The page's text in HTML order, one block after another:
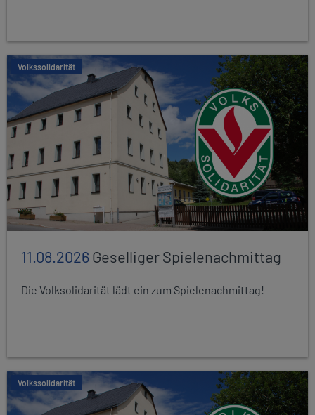
Volkssolidarität
11.08.2026Geselliger Spielenachmittag
Die Volksolidarität lädt ein zum Spielenachmittag!
Volkssolidarität